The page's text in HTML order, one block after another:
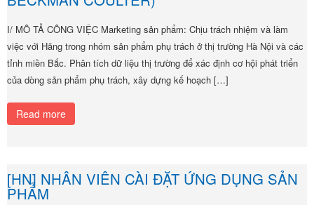
I/ MÔ TẢ CÔNG VIỆC Marketing sản phẩm: Chịu trách nhiệm và làm
việc với Hãng trong nhóm sản phẩm phụ trách ở thị trường Hà Nội và các
tỉnh miền Bắc. Phân tích dữ liệu thị trường để xác định cơ hội phát triển
của dòng sản phẩm phụ trách, xây dựng kế hoạch […]
Read more
[HN] NHÂN VIÊN CÀI ĐẶT ỨNG DỤNG SẢN
PHẨM